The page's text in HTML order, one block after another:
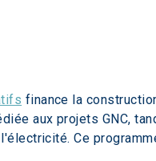
finance la
aux projets GNC,
Ce